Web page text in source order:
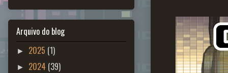
Arquivo do blog
► 2025 (1)
► 2024 (39)